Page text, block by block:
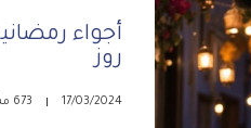
أجواء
روز
17/03/2024 673 مشاهدات